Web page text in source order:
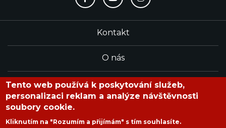
Kontakt
O nás
Redakce
Tento web používá k poskytování služeb,
personalizaci reklam a analýze návštěvnosti
soubory cookie.
Kliknutím na "Rozumím a přijímám" s tím souhlasíte.